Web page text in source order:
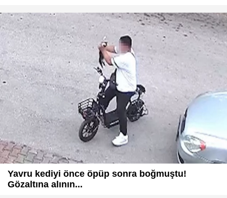
Yavru kediyi önce öpüp sonra boğmuştu!
Gözaltına alının...